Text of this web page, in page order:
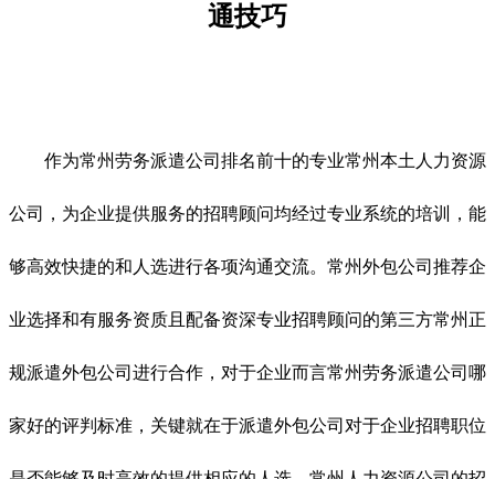
通技巧
作为常州劳务派遣公司排名前十的专业常州本土人力资源
公司，为企业提供服务的招聘顾问均经过专业系统的培训，能
够高效快捷的和人选进行各项沟通交流。常州外包公司推荐企
业选择和有服务资质且配备资深专业招聘顾问的第三方常州正
规派遣外包公司进行合作，对于企业而言常州劳务派遣公司哪
家好的评判标准，关键就在于派遣外包公司对于企业招聘职位